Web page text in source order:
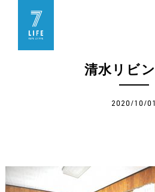
清水リビ
2020/10/01